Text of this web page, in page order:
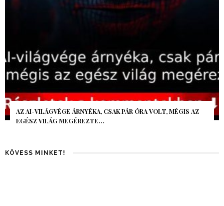
AZ AI-VILÁGVÉGE ÁRNYÉKA, CSAK PÁR ÓRA VOLT, MÉGIS AZ
EGÉSZ VILÁG MEGÉREZTE…
KÖVESS MINKET!